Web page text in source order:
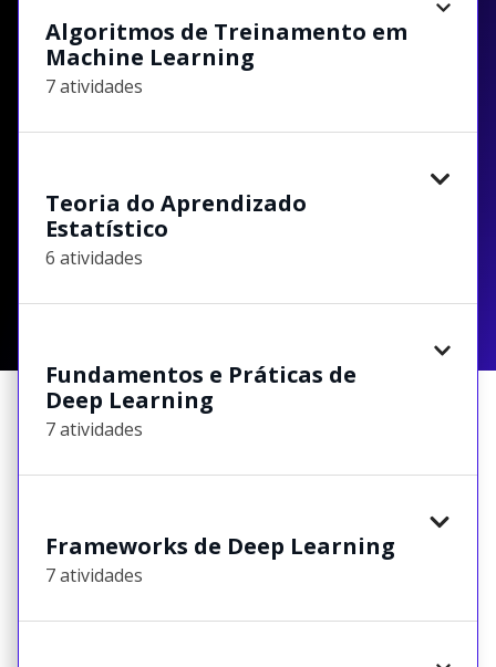
Algoritmos de Treinamento em
Machine Learning
7 atividades
Teoria do Aprendizado
Estatístico
6 atividades
Fundamentos e Práticas de
Deep Learning
7 atividades
Frameworks de Deep Learning
7 atividades